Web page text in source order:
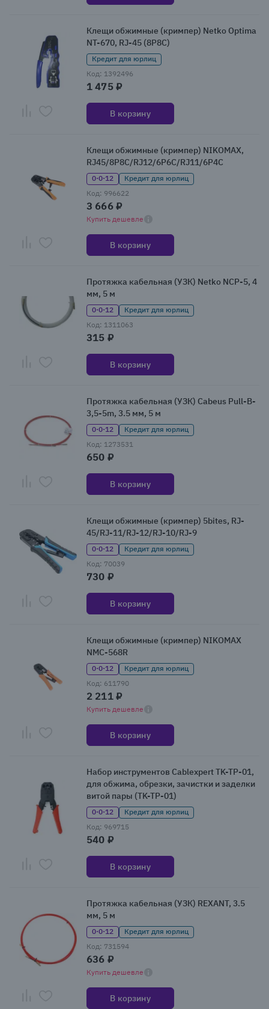
Клещи обжимные (кримпер) Netko Optima
NT-670, RJ-45 (8P8C)
Кредит для юрлиц
Код: 1392496
1 475 ₽
В корзину
Клещи обжимные (кримпер) NIKOMAX,
RJ45/8P8C/RJ12/6P6C/RJ11/6P4C
0·0·12
Кредит для юрлиц
Код: 996622
3 666 ₽
Купить дешевле
В корзину
Протяжка кабельная (УЗК) Netko NCP-5, 4
мм, 5 м
0·0·12
Кредит для юрлиц
Код: 1311063
315 ₽
В корзину
Протяжка кабельная (УЗК) Cabeus Pull-B-
3,5-5m, 3.5 мм, 5 м
0·0·12
Кредит для юрлиц
Код: 1273531
650 ₽
В корзину
Клещи обжимные (кримпер) 5bites, RJ-
45/RJ-11/RJ-12/RJ-10/RJ-9
0·0·12
Кредит для юрлиц
Код: 70039
730 ₽
В корзину
Клещи обжимные (кримпер) NIKOMAX
NMC-568R
0·0·12
Кредит для юрлиц
Код: 611790
2 211 ₽
Купить дешевле
В корзину
Набор инструментов Cablexpert TK-TP-01,
для обжима, обрезки, зачистки и заделки
витой пары (TK-TP-01)
0·0·12
Кредит для юрлиц
Код: 969715
540 ₽
В корзину
Протяжка кабельная (УЗК) REXANT, 3.5
мм, 5 м
0·0·12
Кредит для юрлиц
Код: 731594
636 ₽
Купить дешевле
В корзину